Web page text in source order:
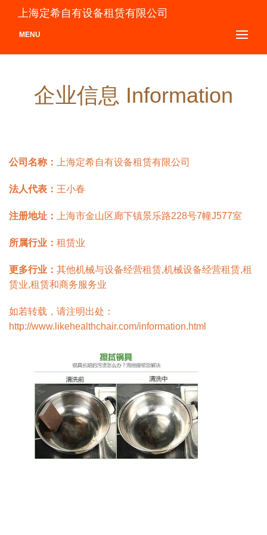
上海定希自有设备租赁有限公司
MENU
企业信息 Information
公司名称： 上海定希自有设备租赁有限公司
法人代表： 王小春
注册地址： 上海市金山区廊下镇景乐路228号7幢J577室
所属行业： 租赁业
更多行业： 其他机械与设备经营租赁,机械设备经营租赁,租
赁业,租赁和商务服务业
如若转载，请注明出处：
http://www.likehealthchair.com/information.html